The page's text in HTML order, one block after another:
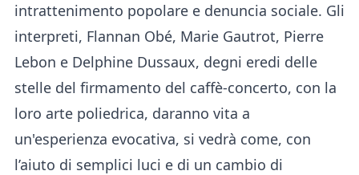
intrattenimento popolare e denuncia sociale. Gli
interpreti, Flannan Obé, Marie Gautrot, Pierre
Lebon e Delphine Dussaux, degni eredi delle
stelle del firmamento del caffè-concerto, con la
loro arte poliedrica, daranno vita a
un'esperienza evocativa, si vedrà come, con
l’aiuto di semplici luci e di un cambio di